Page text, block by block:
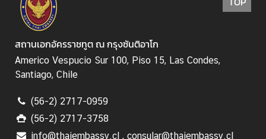
ทู
ต
ฯ
บ
ริ
ก
า
สถานเอกอัครราชทูต ณ กรุงซันติอาโก
Americo Vespucio Sur 100, Piso 15, Las Condes,
Santiago, Chile
(56-2) 2717-0959
(56-2) 2717-3758
info@thaiembassy.cl , consular@thaiembassy.cl